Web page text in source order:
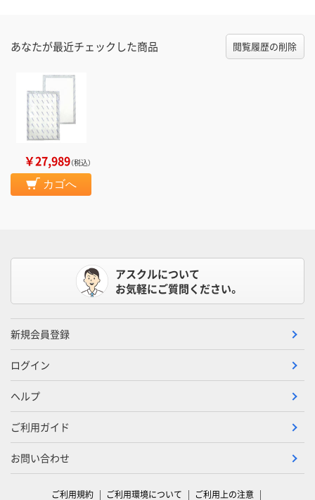
あなたが最近チェックした商品 閲覧履歴の削除
￥27,989（税込）
カゴへ
アスクルについて
お気軽にご質問ください。
新規会員登録
ログイン
ヘルプ
ご利用ガイド
お問い合わせ
ご利用規約 ご利用環境について ご利用上の注意